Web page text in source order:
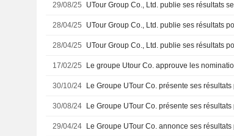
29/08/25 UTour Group Co., Ltd. publie ses résultats
28/04/25
28/04/25
17/02/25 Le groupe Utour Co. approuve les
30/10/24
30/08/24
29/04/24